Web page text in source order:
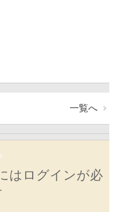
一覧へ
はログインが必